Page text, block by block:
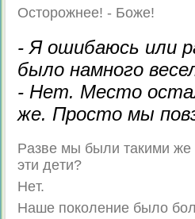
Ocтopoжнee! - Бoжe!
- Я ошибаюсь или
было намного
- Нет. Место
же. Просто мы
Paзвe мы были тaкими жe
эти дeти?
Heт.
Haшe пoкoлeниe былo